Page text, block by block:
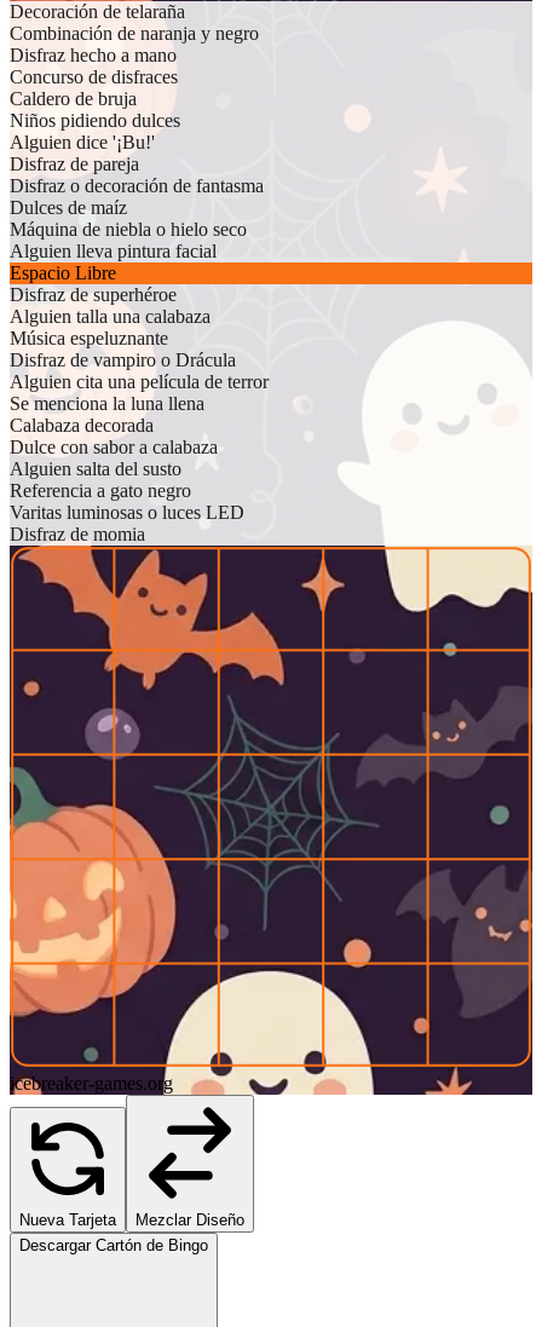
Decoración de telaraña
Combinación de naranja y negro
Disfraz hecho a mano
Concurso de disfraces
Caldero de bruja
Niños pidiendo dulces
Alguien dice '¡Bu!'
Disfraz de pareja
Disfraz o decoración de fantasma
Dulces de maíz
Máquina de niebla o hielo seco
Alguien lleva pintura facial
Espacio Libre
Disfraz de superhéroe
Alguien talla una calabaza
Música espeluznante
Disfraz de vampiro o Drácula
Alguien cita una película de terror
Se menciona la luna llena
Calabaza decorada
Dulce con sabor a calabaza
Alguien salta del susto
Referencia a gato negro
Varitas luminosas o luces LED
Disfraz de momia
icebreaker-games.org
Nueva Tarjeta
Mezclar Diseño
Descargar Cartón de Bingo